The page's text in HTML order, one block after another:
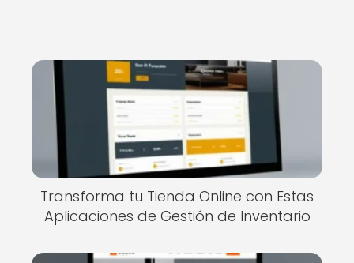
Transforma tu Tienda Online con Estas
Aplicaciones de Gestión de Inventario